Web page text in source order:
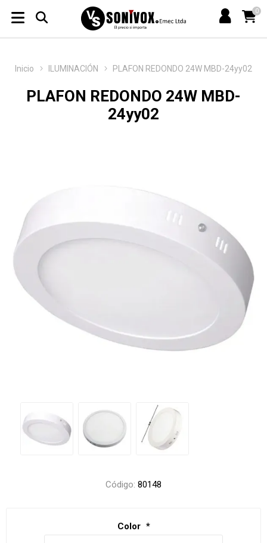
0
Inicio ILUMINACIÓN PLAFON REDONDO 24W MBD-24yy02
PLAFON REDONDO 24W MBD-
24yy02
Código: 80148
Color *